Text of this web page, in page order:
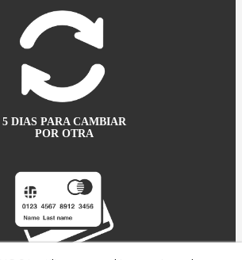
5 DIAS PARA CAMBIAR
POR OTRA